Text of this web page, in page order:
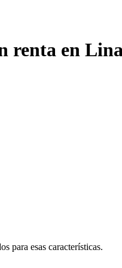
renta en
para esas características.